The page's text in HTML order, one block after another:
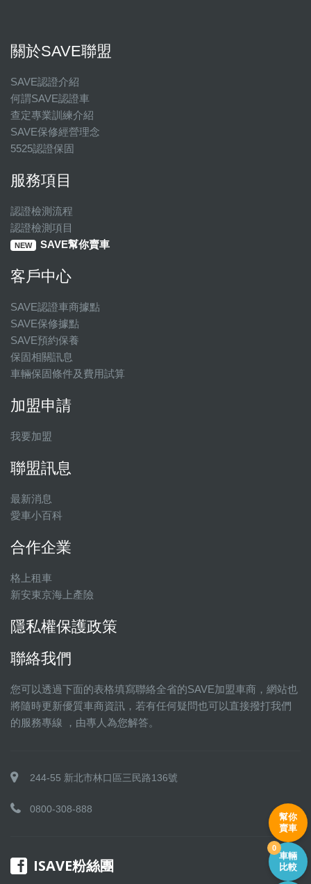
關於SAVE聯盟
SAVE認證介紹
何謂SAVE認證車
查定專業訓練介紹
SAVE保修經營理念
5525認證保固
服務項目
認證檢測流程
認證檢測項目
NEW SAVE幫你賣車
客戶中心
SAVE認證車商據點
SAVE保修據點
SAVE預約保養
保固相關訊息
車輛保固條件及費用試算
加盟申請
我要加盟
聯盟訊息
最新消息
愛車小百科
合作企業
格上租車
新安東京海上產險
隱私權保護政策
聯絡我們
您可以透過下面的表格填寫聯絡全省的SAVE加盟車商，網站也
將隨時更新優質車商資訊，若有任何疑問也可以直接撥打我們
的服務專線 ，由專人為您解答。
244-55 新北市林口區三民路136號
0800-308-888
ISAVE粉絲團
幫你
賣車
車輛
比較
0